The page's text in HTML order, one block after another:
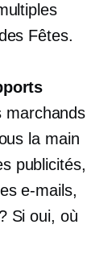
Fêtes.
marchands
la main
publicités,
e-mails,
Si oui, où